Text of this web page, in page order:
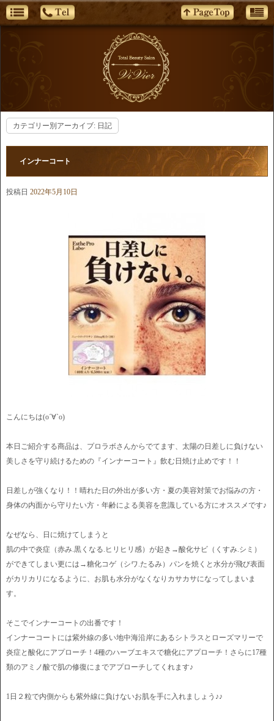
カテゴリー別アーカイブ: 日記
インナーコート
投稿日 2022年5月10日
こんにちは(о´∀`о)
本日ご紹介する商品は、プロラボさんからでてます、太陽の日差しに負けない
美しさを守り続けるための『インナーコート』飲む日焼け止めです！！
日差しが強くなり！！晴れた日の外出が多い方・夏の美容対策でお悩みの方・
身体の内面から守りたい方・年齢による美容を意識している方にオススメです♪
なぜなら、日に焼けてしまうと
肌の中で炎症（赤み.黒くなる.ヒリヒリ感）が起き→酸化サビ（くすみ.シミ）
ができてしまい更には→糖化コゲ（シワ.たるみ）パンを焼くと水分が飛び表面
がカリカリになるように、お肌も水分がなくなりカサカサになってしまいま
す。
そこでインナーコートの出番です！
インナーコートには紫外線の多い地中海沿岸にあるシトラスとローズマリーで
炎症と酸化にアプローチ！4種のハーブエキスで糖化にアプローチ！さらに17種
類のアミノ酸で肌の修復にまでアプローチしてくれます♪
1日２粒で内側からも紫外線に負けないお肌を手に入れましょう♪♪